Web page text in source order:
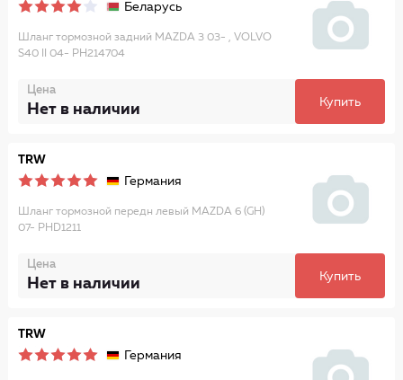
Беларусь
Шланг тормозной задний MAZDA 3 03- , VOLVO
S40 II 04- PH214704
Цена
Нет в наличии Купить
TRW
Германия
Шланг тормозной передн левый MAZDA 6 (GH)
07- PHD1211
Цена
Нет в наличии Купить
TRW
Германия